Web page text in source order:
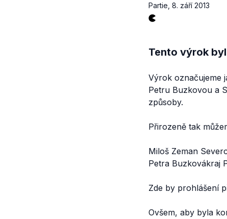
Partie 8. září 2013
Tento výrok
Výrok označujeme
Petru Buzkovou a
způsoby.
Přirozeně tak
Miloš Zeman
Petra Buzkovákraj
Zde by prohlášení
Ovšem, aby byla